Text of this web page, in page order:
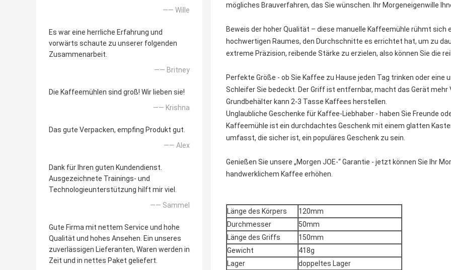
—— Wille
Es war eine herrliche Erfahrung und
vorwärts schaute zu unserer folgenden
Zusammenarbeit.
—— Britney
Die Kaffeemühlen sind groß! Wir lieben sie!
—— Krishna
Das gute Verpacken, empfing Produkt gut.
—— Alex
Dank für Ihren guten Kundendienst.
Ausgezeichnete Trainings- und
Technologieunterstützung hilft mir viel.
—— Sammel
Gute Firma mit nettem Service und hohe
Qualität und hohes Ansehen. Ein unseres
zuverlässigen Lieferanten, Waren werden in
Zeit und in nettes Paket geliefert.
mögliches Brauverfahren, das Sie wünschen. Ihr Morgeneigenwille
Beweis der hoher Qualität – diese manuelle Kaffeemühle rühmt
hochwertigen Raumes, den Durchschnitte es errichtet hat, um zu
extreme Präzision, reibende Stärke zu erzielen, also können Sie die
Perfekte Größe - ob Sie Kaffee zu Hause jeden Tag trinken oder
Schleifer Sie bedeckt. Der Griff ist entfernbar, macht das Gerät mehr
Grundbehälter kann 2-3 Tasse Kaffees herstellen.
Unglaubliche Geschenke für Kaffee-Liebhaber - haben Sie Freunde
Kaffeemühle ist ein durchdachtes Geschenk mit einem glatten
umfasst, die sicher ist, ein populäres Geschenk zu sein.
Genießen Sie unsere „Morgen JOE-“ Garantie - jetzt können Sie Ihr
handwerklichem Kaffee erhöhen.
Länge des Körpers
120mm
Durchmesser
50mm
Länge des Griffs
150mm
Gewicht
418g
Lager
doppeltes Lager